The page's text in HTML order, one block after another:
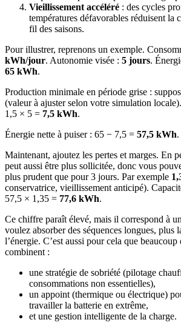
Vieillissement accéléré : des cycles
températures défavorables réduisent la
fil des saisons.
Pour illustrer, reprenons un exemple.
kWh/jour. Autonomie visée : 5 jours.
65 kWh.
Production minimale en période grise :
(valeur à ajuster selon votre simulation
1,5 × 5 = 7,5 kWh.
Énergie nette à puiser : 65 − 7,5 = 57,5 kWh.
Maintenant, ajoutez les pertes et marges. En
peut aussi être plus sollicitée, donc vous
plus prudent que pour 3 jours. Par exemple
conservatrice, vieillissement anticipé).
57,5 × 1,35 = 77,6 kWh.
Ce chiffre paraît élevé, mais il correspond à
voulez absorber des séquences longues, plus
l’énergie. C’est aussi pour cela que
combinent :
une stratégie de sobriété (pilotage
consommations non essentielles),
un appoint (thermique ou électrique)
travailler la batterie en extrême,
et une gestion intelligente de la charge.